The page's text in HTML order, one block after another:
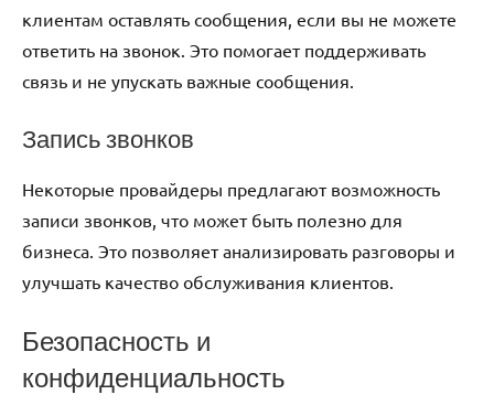
клиентам оставлять сообщения, если вы не можете
ответить на звонок. Это помогает поддерживать
связь и не упускать важные сообщения.
Запись звонков
Некоторые провайдеры предлагают возможность
записи звонков, что может быть полезно для
бизнеса. Это позволяет анализировать разговоры и
улучшать качество обслуживания клиентов.
Безопасность и
конфиденциальность